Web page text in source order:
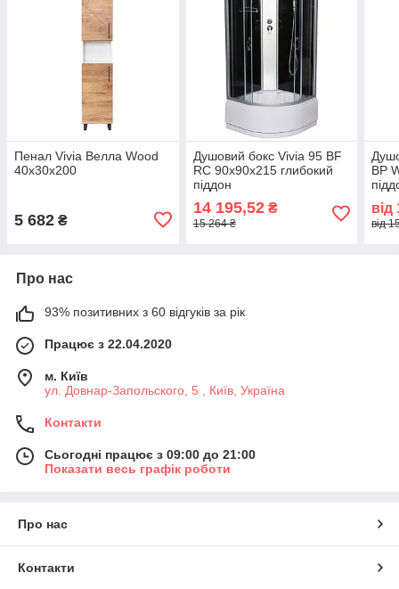
Пенал Vivia Велла Wood
40х30х200
5 682 ₴
Душовий бокс Vivia 95 BF
RC 90х90х215 глибокий
піддон
14 195,52₴
15 264 ₴
BP
від
від
Про нас
93% позитивних з 60 відгуків за рік
Працює з 22.04.2020
м. Київ
ул. Довнар-Запольского, 5 , Київ, Україна
Контакти
Сьогодні працює з 09:00 до 21:00
Показати весь графік роботи
Про нас
Контакти